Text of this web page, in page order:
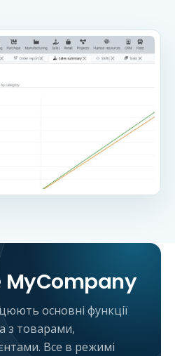
MyCompany
основні функції
з товарами,
Все в режимі